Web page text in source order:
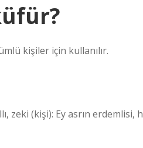
kişiler için kullanılır.
zeki (kişi): Ey asrın